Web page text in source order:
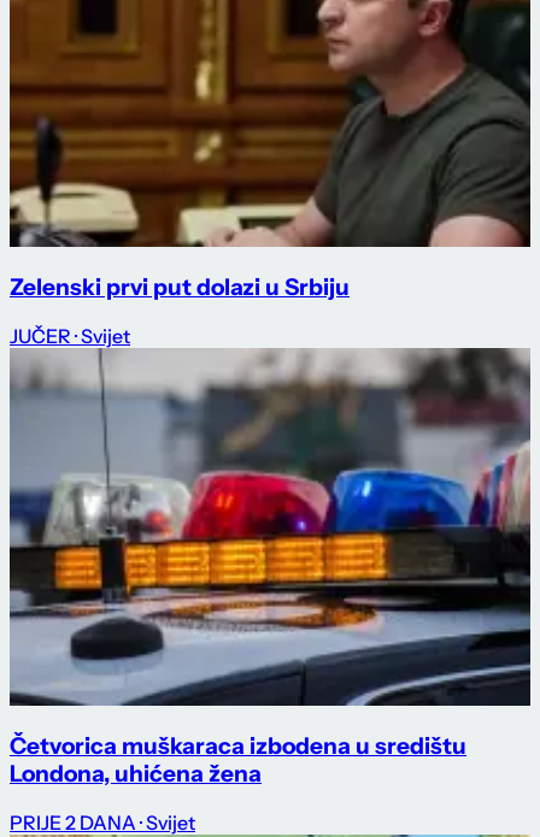
Zelenski prvi put dolazi u Srbiju
JUČER · Svijet
Četvorica muškaraca izbodena u središtu
Londona, uhićena žena
PRIJE 2 DANA · Svijet